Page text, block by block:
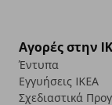
Αγορές στην
Έντυπα
Εγγυήσεις IKEA
Σχεδιαστικά